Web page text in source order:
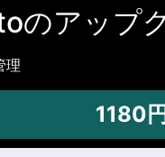
のアップ
理
1180